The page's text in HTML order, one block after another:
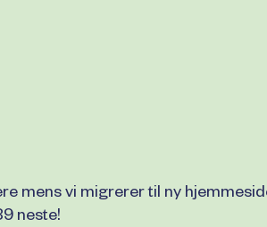
mens vi migrerer til ny
neste!